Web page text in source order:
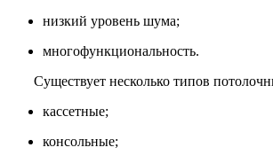
низкий уровень шума;
многофункциональность.
Существует несколько типов
кассетные;
консольные;